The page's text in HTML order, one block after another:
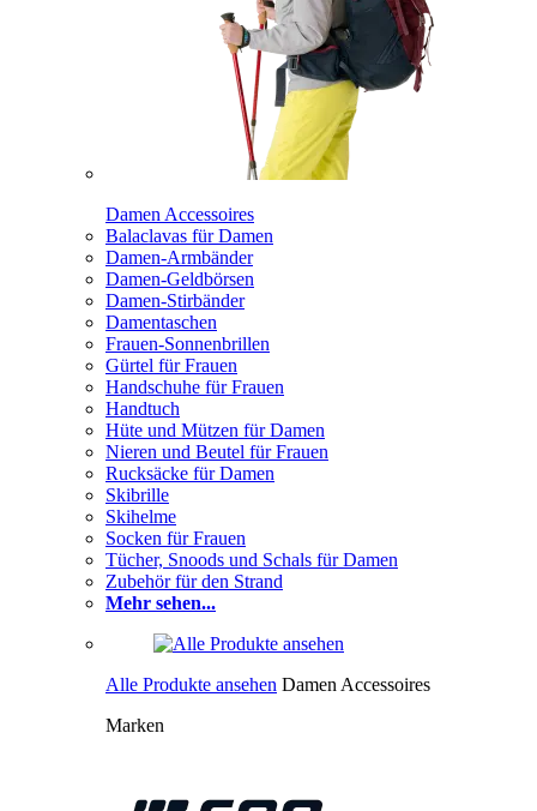
Damen Accessoires
Balaclavas für Damen
Damen-Armbänder
Damen-Geldbörsen
Damen-Stirbänder
Damentaschen
Frauen-Sonnenbrillen
Gürtel für Frauen
Handschuhe für Frauen
Handtuch
Hüte und Mützen für Damen
Nieren und Beutel für Frauen
Rucksäcke für Damen
Skibrille
Skihelme
Socken für Frauen
Tücher, Snoods und Schals für Damen
Zubehör für den Strand
Mehr sehen...
Alle Produkte ansehen Damen Accessoires
Marken